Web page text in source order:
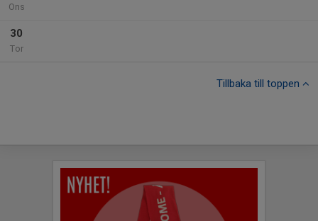
Ons
30
Tor
Tillbaka till toppen